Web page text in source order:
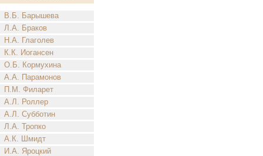
В.Б. Барышева
Л.А. Браков
Н.А. Глаголев
К.К. Иогансен
О.Б. Кормухина
А.А. Парамонов
П.М. Филарет
А.Л. Роллер
А.Л. Субботин
Л.А. Тропко
А.К. Шмидт
И.А. Яроцкий